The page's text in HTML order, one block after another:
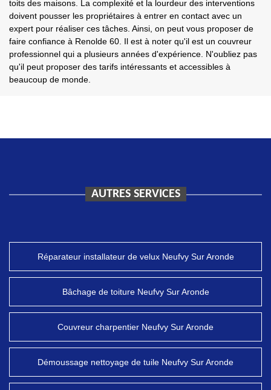
toits des maisons. La complexité et la lourdeur des interventions
doivent pousser les propriétaires à entrer en contact avec un
expert pour réaliser ces tâches. Ainsi, on peut vous proposer de
faire confiance à Renolde 60. Il est à noter qu'il est un couvreur
professionnel qui a plusieurs années d'expérience. N'oubliez pas
qu'il peut proposer des tarifs intéressants et accessibles à
beaucoup de monde.
AUTRES SERVICES
Réparateur installateur de velux Neufvy Sur Aronde
Bâchage de toiture Neufvy Sur Aronde
Couvreur charpentier Neufvy Sur Aronde
Démoussage nettoyage de tuile Neufvy Sur Aronde